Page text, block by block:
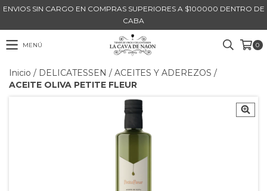
ENVIOS SIN CARGO EN COMPRAS SUPERIORES A $100000 DENTRO DE
CABA
MENÚ 0
Inicio / DELICATESSEN / ACEITES Y ADEREZOS /
ACEITE OLIVA PETITE FLEUR